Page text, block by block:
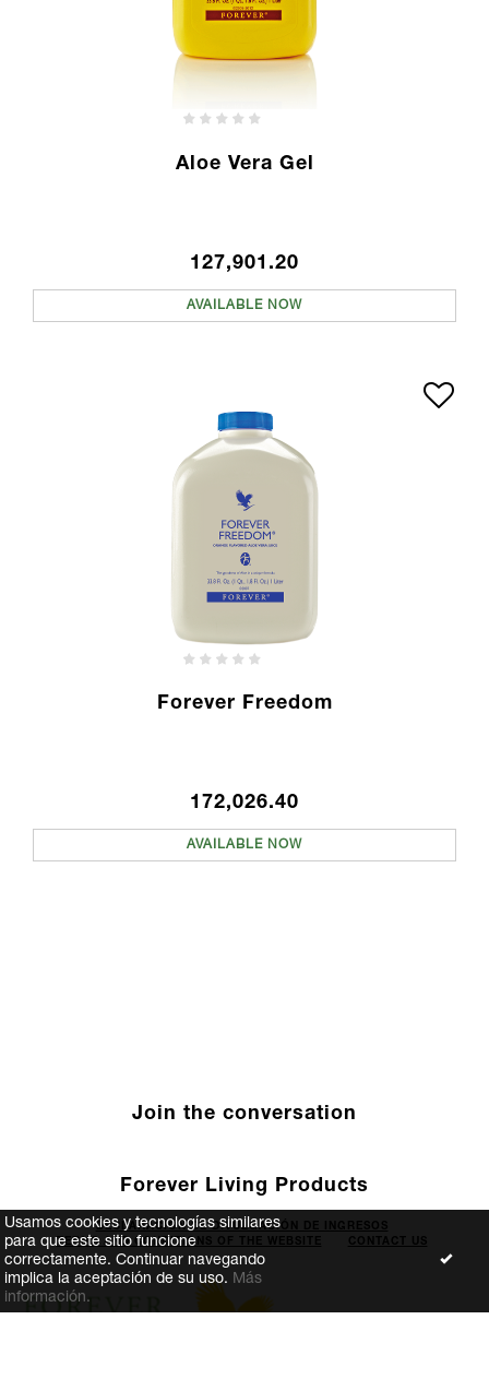
Aloe Vera Gel
127,901.20
AVAILABLE NOW
Forever Freedom
172,026.40
AVAILABLE NOW
Join the conversation
Forever Living Products
DECLARACIÓN DE DIVULGACIÓN DE INGRESOS
TERMS AND CONDITIONS OF THE WEBSITE
CONTACT US
Usamos cookies y tecnologías similares
para que este sitio funcione
correctamente. Continuar navegando
implica la aceptación de su uso. Más
información.